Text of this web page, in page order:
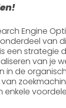
Engine
van
een strategie
van je
in de
enkele